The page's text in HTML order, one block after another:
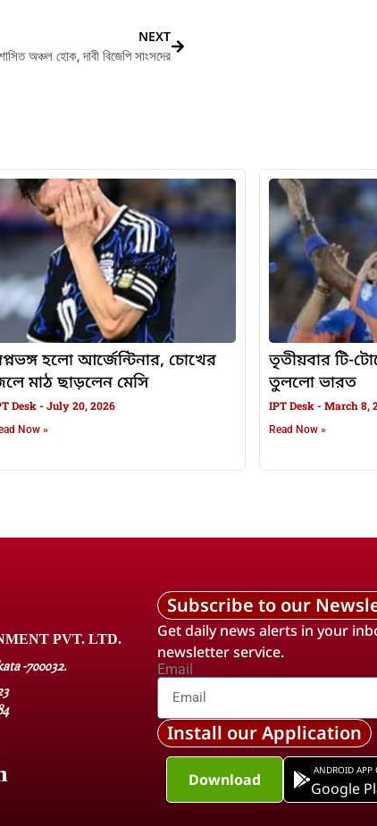
NEXT
অঞ্চল হোক, দাবী বিজেপি সাংসদের
হলো আর্জেন্টিনার, চোখের
মাঠ ছাড়লেন মেসি
Desk July 20, 2026
Now »
তৃতীয়বার টি-
তুললো ভারত
IPT Desk March 8,
Read Now »
PVT. LTD.
-700032.
Subscribe to our
Get daily news alerts in your
newsletter service.
Email
Install our Application
Download ANDROID APP
Google